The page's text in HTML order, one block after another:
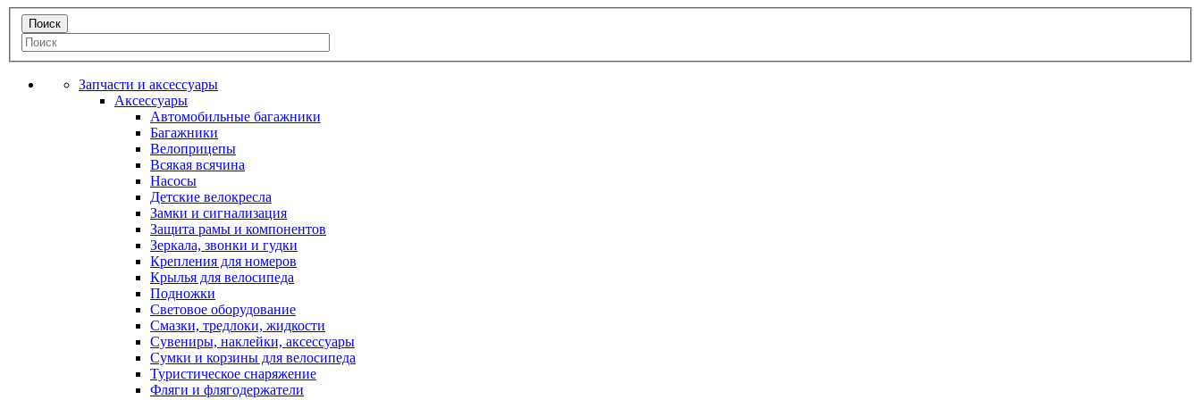
Запчасти и аксессуары
Аксессуары
Автомобильные багажники
Багажники
Велоприцепы
Всякая всячина
Насосы
Детские велокресла
Замки и сигнализация
Защита рамы и компонентов
Зеркала, звонки и гудки
Крепления для номеров
Крылья для велосипеда
Подножки
Световое оборудование
Смазки, тредлоки, жидкости
Сувениры, наклейки, аксессуары
Сумки и корзины для велосипеда
Туристическое снаряжение
Фляги и флягодержатели